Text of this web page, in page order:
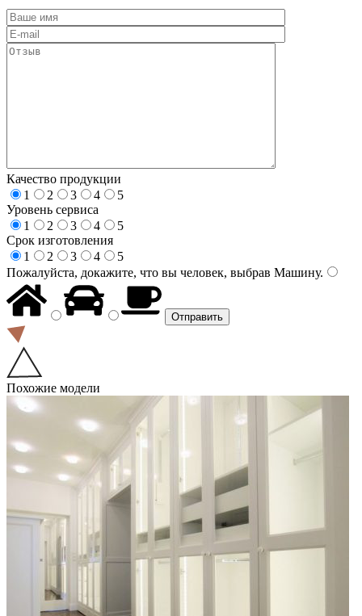
Качество продукции
1
2 3 4
5
Уровень сервиса
1
2 3 4
5
Срок изготовления
1
2 3 4
5
Пожалуйста, докажите, что вы человек, выбрав Машину.
Похожие модели